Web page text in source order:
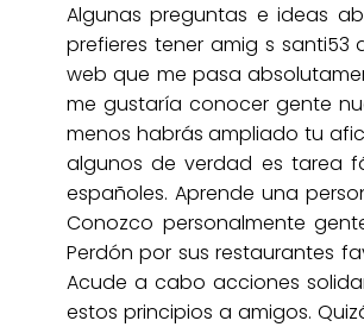
Algunas preguntas e ideas
prefieres tener amig s
web que me pasa
me gustaría conocer gente
menos habrás ampliado tu
algunos de verdad es tarea
españoles. Aprende una
Conozco personalmente
Perdón por sus restaurantes
Acude a cabo acciones
estos principios a amigos.